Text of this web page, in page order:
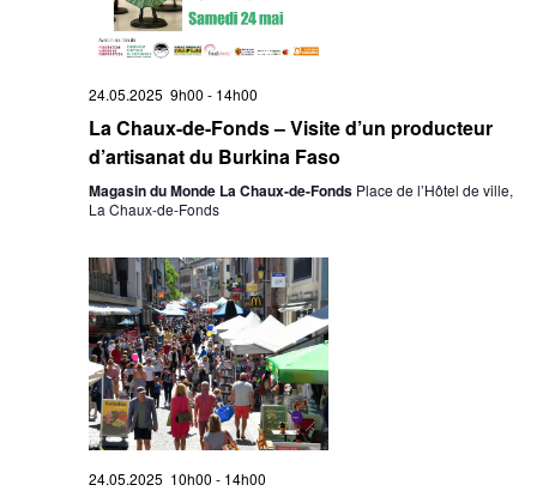
24.05.2025 9h00 - 14h00
La Chaux-de-Fonds – Visite d’un producteur
d’artisanat du Burkina Faso
Magasin du Monde La Chaux-de-Fonds Place de l’Hôtel de ville,
La Chaux-de-Fonds
24.05.2025 10h00 - 14h00